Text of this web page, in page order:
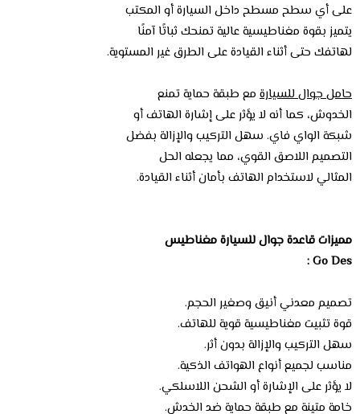
على أي سطح مسطح داخل السيارة أو المكتب
يتميز بقوة مغناطيسية عالية تمنحك ثباتًا آمنًا
لهاتفك حتى أثناء القيادة على الطرق غير المستوية.
حامل جوال للسيارة مع طبقة حماية تمنع
الخدوش، كما أنه لا يؤثر على إشارة الهاتف أو
شبكة الواي فاي. سهل التركيب والإزالة بفضل
التصميم اللاصق القوي، مما يجعله الحل
المثالي لاستخدام الهاتف بأمان أثناء القيادة.
مميزات قاعدة جوال للسيارة مغناطيس
Go Des :
تصميم معدني أنيق وصغير الحجم.
قوة تثبيت مغناطيسية قوية للهاتف.
سهل التركيب والإزالة بدون أثر.
مناسب لجميع أنواع الهواتف الذكية.
لا يؤثر على الإشارة أو الشحن اللاسلكي.
خامة متينة مع طبقة حماية ضد الخدش.